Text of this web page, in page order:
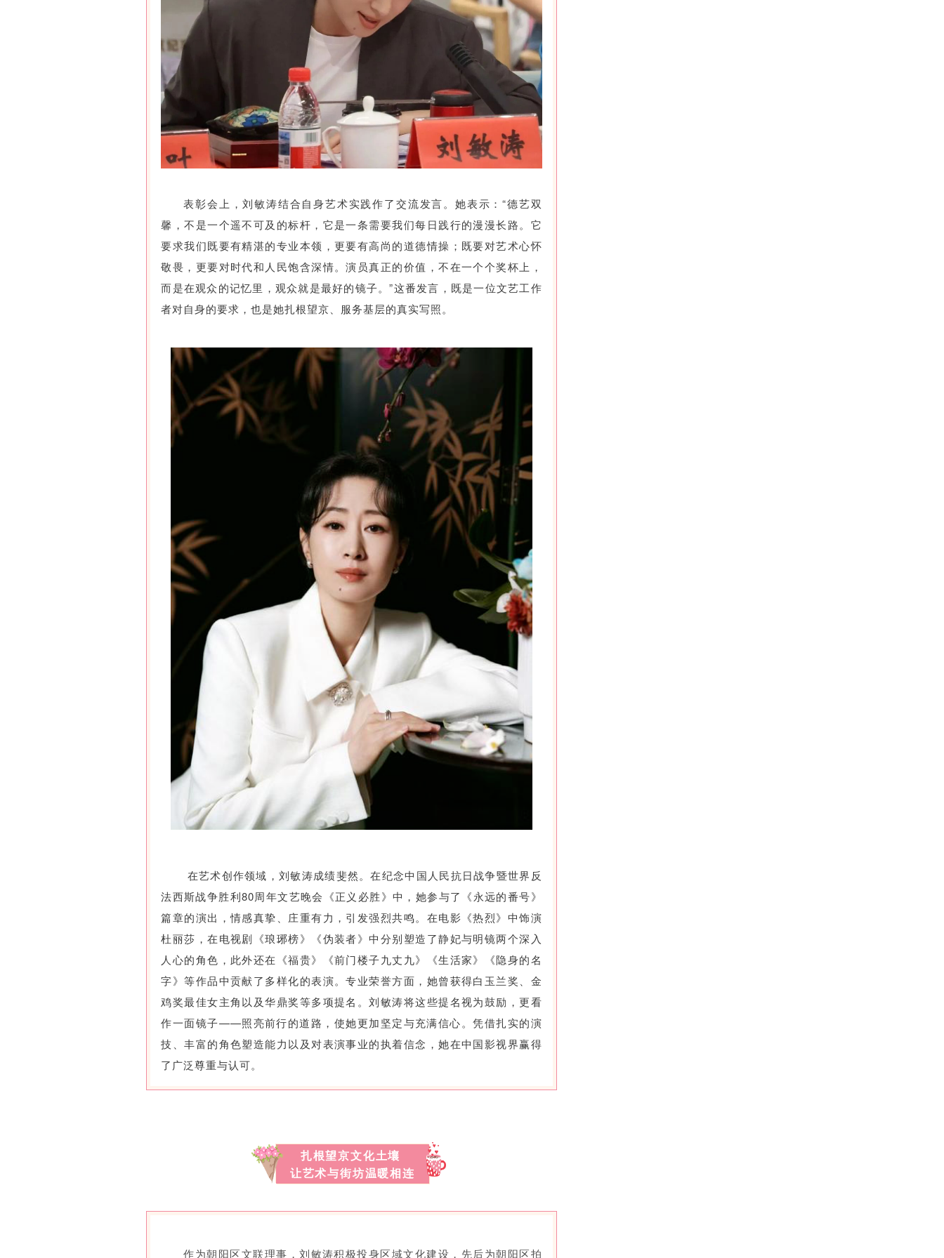
表彰会上，刘敏涛结合自身艺术实践作了交流发言。她表示：“德艺双
馨，不是一个遥不可及的标杆，它是一条需要我们每日践行的漫漫长路。它
要求我们既要有精湛的专业本领，更要有高尚的道德情操；既要对艺术心怀
敬畏，更要对时代和人民饱含深情。演员真正的价值，不在一个个奖杯上，
而是在观众的记忆里，观众就是最好的镜子。”这番发言，既是一位文艺工作
者对自身的要求，也是她扎根望京、服务基层的真实写照。
在艺术创作领域，刘敏涛成绩斐然。在纪念中国人民抗日战争暨世界反
法西斯战争胜利80周年文艺晚会《正义必胜》中，她参与了《永远的番号》
篇章的演出，情感真挚、庄重有力，引发强烈共鸣。在电影《热烈》中饰演
杜丽莎，在电视剧《琅琊榜》《伪装者》中分别塑造了静妃与明镜两个深入
人心的角色，此外还在《福贵》《前门楼子九丈九》《生活家》《隐身的名
字》等作品中贡献了多样化的表演。专业荣誉方面，她曾获得白玉兰奖、金
鸡奖最佳女主角以及华鼎奖等多项提名。刘敏涛将这些提名视为鼓励，更看
作一面镜子——照亮前行的道路，使她更加坚定与充满信心。凭借扎实的演
技、丰富的角色塑造能力以及对表演事业的执着信念，她在中国影视界赢得
了广泛尊重与认可。
扎根望京文化土壤
让艺术与街坊温暖相连
作为朝阳区文联理事，刘敏涛积极投身区域文化建设，先后为朝阳区拍